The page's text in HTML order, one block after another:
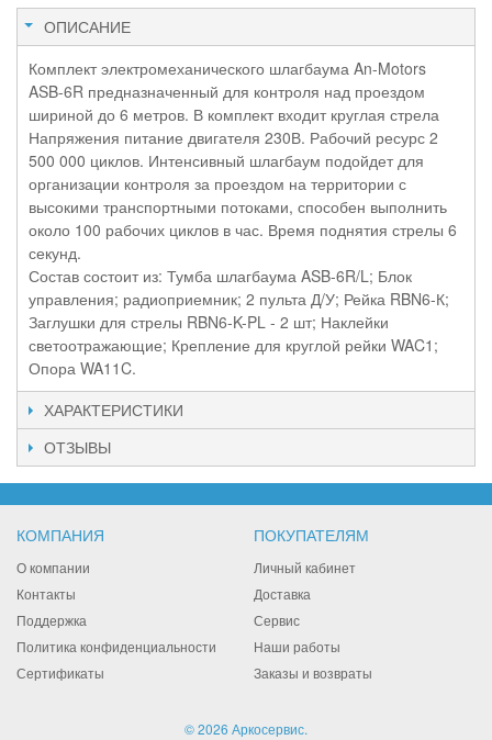
ОПИСАНИЕ
Комплект электромеханического шлагбаума An-Motors
ASB-6R предназначенный для контроля над проездом
шириной до 6 метров. В комплект входит круглая стрела
Напряжения питание двигателя 230В. Рабочий ресурс 2
500 000 циклов. Интенсивный шлагбаум подойдет для
организации контроля за проездом на территории с
высокими транспортными потоками, способен выполнить
около 100 рабочих циклов в час. Время поднятия стрелы 6
секунд.
Состав состоит из: Тумба шлагбаума ASB-6R/L; Блок
управления; радиоприемник; 2 пульта Д/У; Рейка RBN6-К;
Заглушки для стрелы RBN6-K-PL - 2 шт; Наклейки
светоотражающие; Крепление для круглой рейки WAC1;
Опора WA11C.
ХАРАКТЕРИСТИКИ
ОТЗЫВЫ
КОМПАНИЯ
О компании
Контакты
Поддержка
Политика конфиденциальности
Сертификаты
ПОКУПАТЕЛЯМ
Личный кабинет
Доставка
Сервис
Наши работы
Заказы и возвраты
© 2026 Аркосервис.